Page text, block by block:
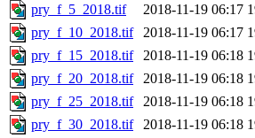
pry_f_5_2018.tif
2018-11-19 06:17
pry_f_10_2018.tif
2018-11-19 06:17
pry_f_15_2018.tif
2018-11-19 06:18
pry_f_20_2018.tif
2018-11-19 06:18
pry_f_25_2018.tif
2018-11-19 06:18
pry_f_30_2018.tif
2018-11-19 06:18